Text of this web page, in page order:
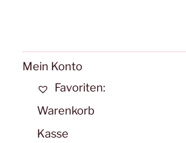
Mein Konto
Favoriten:
Warenkorb
Kasse